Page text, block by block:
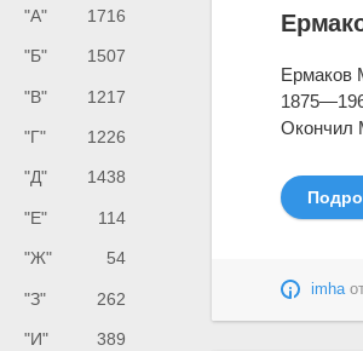
"А" 1716
"Б" 1507
"В" 1217
"Г" 1226
"Д" 1438
"Е" 114
"Ж" 54
"З" 262
"И" 389
Ермаков
Окончил
imha